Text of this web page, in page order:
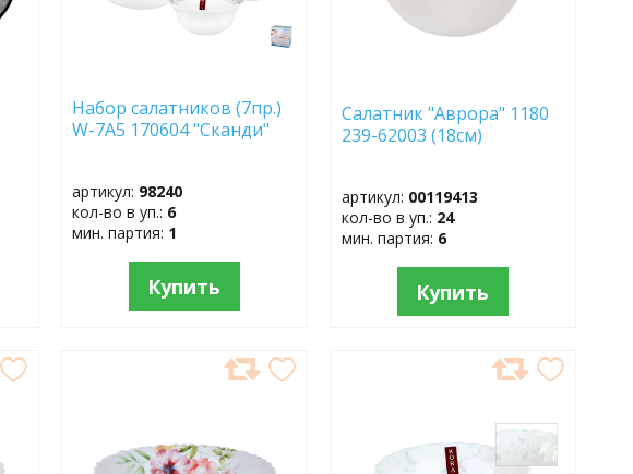
Набор салатников (7пр.)
W-7A5 170604 "Сканди"
артикул: 98240
кол-во в уп.: 6
мин. партия: 1
Купить
Салатник "Аврора" 1180
239-62003 (18см)
артикул: 00119413
кол-во в уп.: 24
мин. партия: 6
Купить